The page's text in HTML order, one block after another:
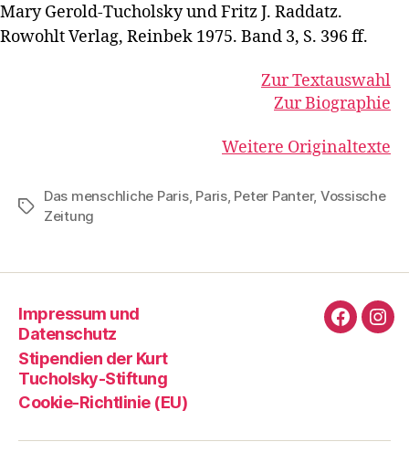
Mary Gerold-Tucholsky und Fritz J. Raddatz.
Rowohlt Verlag, Reinbek 1975. Band 3, S. 396 ff.
Zur Textauswahl
Zur Biographie
Weitere Originaltexte
Schlagwörter
Das menschliche Paris, Paris, Peter Panter, Vossische
Zeitung
Impressum und
Datenschutz
Stipendien der Kurt
Tucholsky-Stiftung
Cookie-Richtlinie (EU)